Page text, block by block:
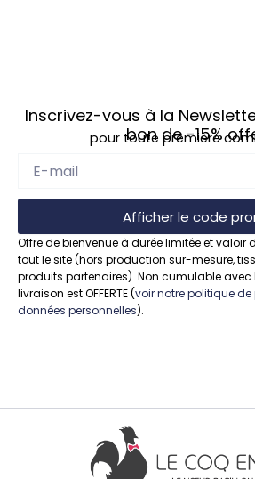
Inscrivez-vous à la
bon de -15%
pour toute première
Afficher le code
Offre de bienvenue à durée limitée et valoir
tout le site (hors production sur-mesure,
produits partenaires). Non cumulable avec
livraison est OFFERTE (voir notre politique
données personnelles).